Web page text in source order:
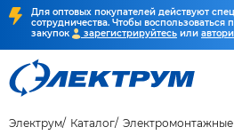
Для оптовых покупателей действуют
сотрудничества. Чтобы
закупок
зарегистрируйтесь или
Электрум Каталог Электромонтажные